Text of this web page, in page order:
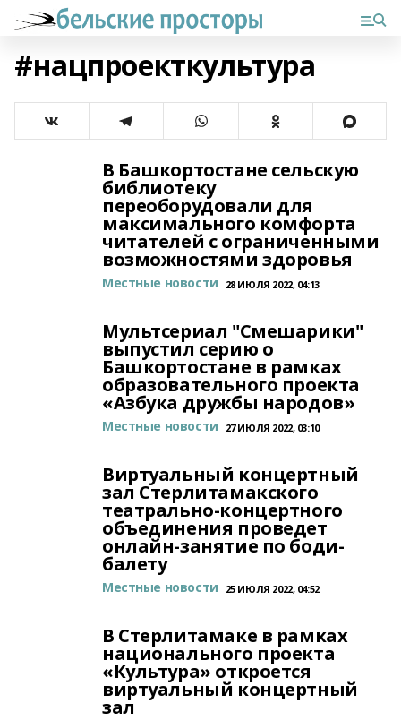
#нацпроекткультура
В Башкортостане сельскую
библиотеку
переоборудовали для
максимального комфорта
читателей с ограниченными
возможностями здоровья
Местные новости 28 ИЮЛЯ 2022, 04:13
Мультсериал "Смешарики"
выпустил серию о
Башкортостане в рамках
образовательного проекта
«Азбука дружбы народов»
Местные новости 27 ИЮЛЯ 2022, 03:10
Виртуальный концертный
зал Стерлитамакского
театрально-концертного
объединения проведет
онлайн-занятие по боди-
балету
Местные новости 25 ИЮЛЯ 2022, 04:52
В Стерлитамаке в рамках
национального проекта
«Культура» откроется
виртуальный концертный
зал